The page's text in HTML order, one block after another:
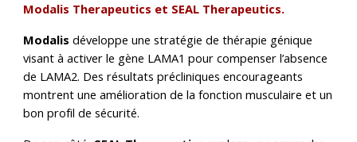
Modalis Therapeutics et SEAL Therapeutics.
Modalis développe une stratégie de thérapie génique
visant à activer le gène LAMA1 pour compenser l’absence
de LAMA2. Des résultats précliniques encourageants
montrent une amélioration de la fonction musculaire et un
bon profil de sécurité.